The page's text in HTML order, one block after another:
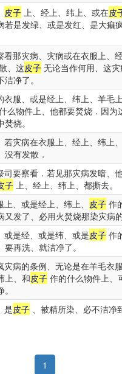
皮子 上、经上、纬上、或在皮
若是发绿、或是发红、是大痲
那灾病、灾病或在衣服上、经
、这皮子无论当作何用、这灾
净了。
服、或是经上、纬上、羊毛上
么物件上、他都要焚烧．因为
烧。
若灾病在衣服上、经上、纬上
没有发散．
司要察看．若见那灾病发暗、
子上、经上、纬上、都撕去。
、或是经上、纬上、 皮子 作
发了、必用火焚烧那染灾病的
或是经、或是纬、或是皮子 作
再洗、就洁净了。
灾病的条例、无论是在羊毛衣
上、和皮子作的什么物件上、
是皮子 、被精所染、必不洁净
1